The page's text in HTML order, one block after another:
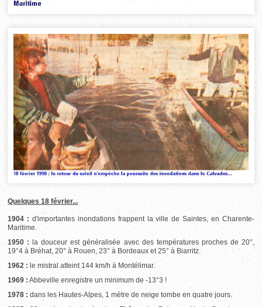
Quelques 18 février...
1904 : d'importantes inondations frappent la ville de Saintes, en Charente-
Maritime.
1950 : la douceur est généralisée avec des températures proches de 20°,
19°4 à Bréhat, 20° à Rouen, 23° à Bordeaux et 25° à Biarritz.
1962 : le mistral atteint 144 km/h à Montélimar.
1969 : Abbeville enregistre un minimum de -13°3 !
1978 : dans les Hautes-Alpes, 1 mètre de neige tombe en quatre jours.